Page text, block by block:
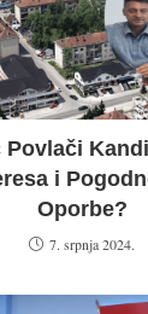
Povlači
i
Oporbe?
7. srpnja 2024.